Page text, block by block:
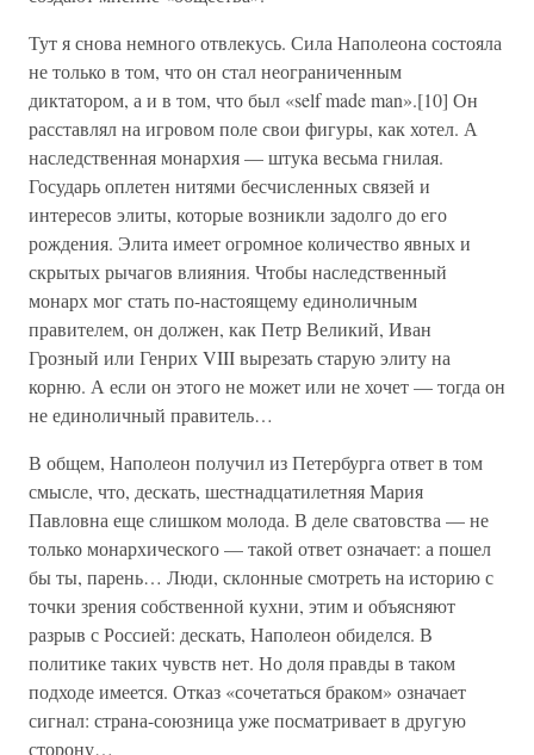
Тут я снова немного отвлекусь. Сила Наполеона состояла
не только в том, что он стал неограниченным
диктатором, а и в том, что был «self made man».[10] Он
расставлял на игровом поле свои фигуры, как хотел. А
наследственная монархия — штука весьма гнилая.
Государь оплетен нитями бесчисленных связей и
интересов элиты, которые возникли задолго до его
рождения. Элита имеет огромное количество явных и
скрытых рычагов влияния. Чтобы наследственный
монарх мог стать по-настоящему единоличным
правителем, он должен, как Петр Великий, Иван
Грозный или Генрих VIII вырезать старую элиту на
корню. А если он этого не может или не хочет — тогда он
не единоличный правитель…
В общем, Наполеон получил из Петербурга ответ в том
смысле, что, дескать, шестнадцатилетняя Мария
Павловна еще слишком молода. В деле сватовства — не
только монархического — такой ответ означает: а пошел
бы ты, парень… Люди, склонные смотреть на историю с
точки зрения собственной кухни, этим и объясняют
разрыв с Россией: дескать, Наполеон обиделся. В
политике таких чувств нет. Но доля правды в таком
подходе имеется. Отказ «сочетаться браком» означает
сигнал: страна-союзница уже посматривает в другую
сторону…